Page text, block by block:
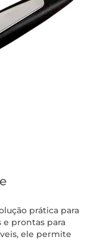
prática para
e prontas para
ele permite